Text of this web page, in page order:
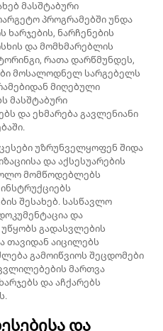
მასშტაბური
პროგრამებში უნდა
ხარჯების, ნარჩენების
და მომხმარებლის
რათა დარწმუნდეს,
მოსალოდნელ სარგებელს
მიღებული
მასშტაბური
და ეხმარება გავლენიანი
უზრუნველყოფენ შიდა
და აქსესუარების
მომწოდებლებს
შესახებ. სასწავლო
და
უწყობს გადასვლების
თავიდან აიცილებს
გამოიწვიოს შეცდომები
მართვა
და აჩქარებს
და